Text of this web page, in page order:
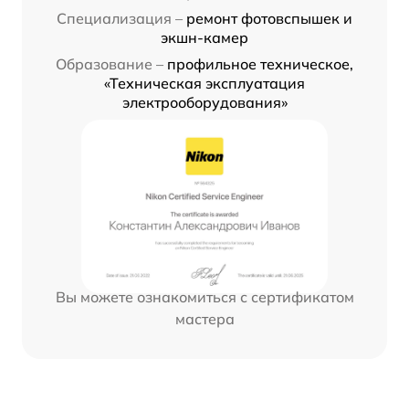
Специализация – ремонт фотовспышек и
экшн-камер
Образование – профильное техническое,
«Техническая эксплуатация
электрооборудования»
Вы можете ознакомиться с сертификатом
мастера